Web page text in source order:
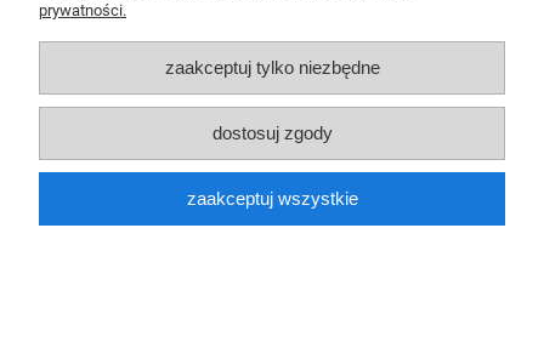
Informacje
Znajdziesz nas na:
prywatności.
zaakceptuj tylko niezbędne
dostosuj zgody
zaakceptuj wszystkie